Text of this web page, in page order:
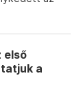
első
a